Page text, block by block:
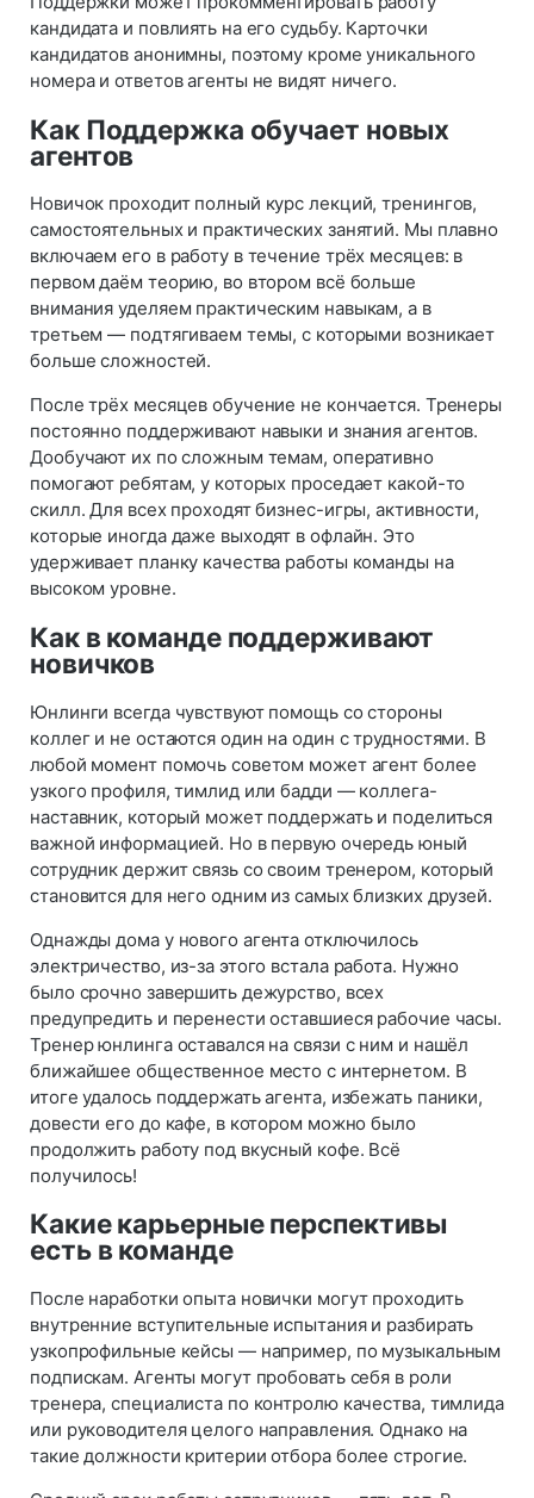
кандидата и повлиять на его судьбу. Карточки
кандидатов анонимны, поэтому кроме уникального
номера и ответов агенты не видят ничего.
Как Поддержка обучает новых
агентов
Новичок проходит полный курс лекций, тренингов,
самостоятельных и практических занятий. Мы плавно
включаем его в работу в течение трёх месяцев: в
первом даём теорию, во втором всё больше
внимания уделяем практическим навыкам, а в
третьем — подтягиваем темы, с которыми возникает
больше сложностей.
После трёх месяцев обучение не кончается. Тренеры
постоянно поддерживают навыки и знания агентов.
Дообучают их по сложным темам, оперативно
помогают ребятам, у которых проседает какой-то
скилл. Для всех проходят бизнес-игры, активности,
которые иногда даже выходят в офлайн. Это
удерживает планку качества работы команды на
высоком уровне.
Как в команде поддерживают
новичков
Юнлинги всегда чувствуют помощь со стороны
коллег и не остаются один на один с трудностями. В
любой момент помочь советом может агент более
узкого профиля, тимлид или бадди — коллега-
наставник, который может поддержать и поделиться
важной информацией. Но в первую очередь юный
сотрудник держит связь со своим тренером, который
становится для него одним из самых близких друзей.
Однажды дома у нового агента отключилось
электричество, из-за этого встала работа. Нужно
было срочно завершить дежурство, всех
предупредить и перенести оставшиеся рабочие часы.
Тренер юнлинга оставался на связи с ним и нашёл
ближайшее общественное место с интернетом. В
итоге удалось поддержать агента, избежать паники,
довести его до кафе, в котором можно было
продолжить работу под вкусный кофе. Всё
получилось!
Какие карьерные перспективы
есть в команде
После наработки опыта новички могут проходить
внутренние вступительные испытания и разбирать
узкопрофильные кейсы — например, по музыкальным
подпискам. Агенты могут пробовать себя в роли
тренера, специалиста по контролю качества, тимлида
или руководителя целого направления. Однако на
такие должности критерии отбора более строгие.